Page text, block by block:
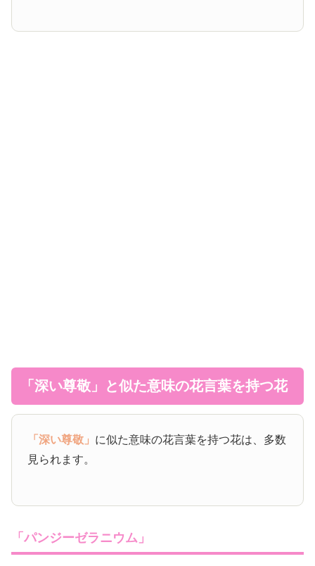
「深い尊敬」と似た意味の花言葉を持つ花
「深い尊敬」 に似た意味の花言葉を持つ花は、多数
見られます。
「パンジーゼラニウム」